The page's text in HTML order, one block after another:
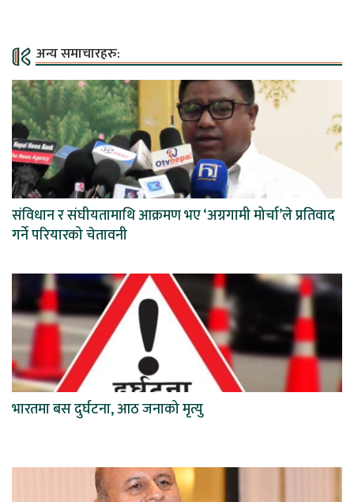
अन्य समाचारहरु:
संविधान र संघीयतामाथि आक्रमण भए ‘अग्रगामी मोर्चा’ले प्रतिवाद
गर्ने परियारको चेतावनी
भारतमा बस दुर्घटना, आठ जनाको मृत्यु